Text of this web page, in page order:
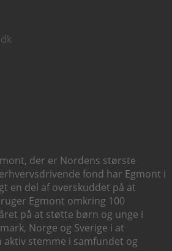
der er Nordens største
fond har Egmont i
en del af overskuddet på at
Egmont omkring 100
på at støtte børn og unge i
Norge og Sverige i at
aktiv stemme i samfundet og